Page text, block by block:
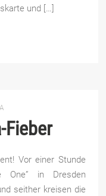
und […]
Fieber
Vor einer Stunde
in Dresden
seither kreisen die